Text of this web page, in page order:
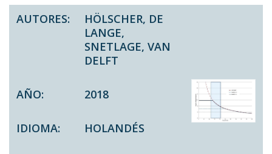
AUTORES:
HÖLSCHER, DE
LANGE,
SNETLAGE, VAN
DELFT
AÑO: 2018
IDIOMA: HOLANDÉS